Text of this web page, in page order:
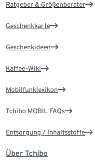
Ratgeber & Größenberater
Geschenkkarte
Geschenkideen
Kaffee-Wiki
Mobilfunklexikon
Tchibo MOBIL FAQs
Entsorgung / Inhaltsstoffe
Über Tchibo